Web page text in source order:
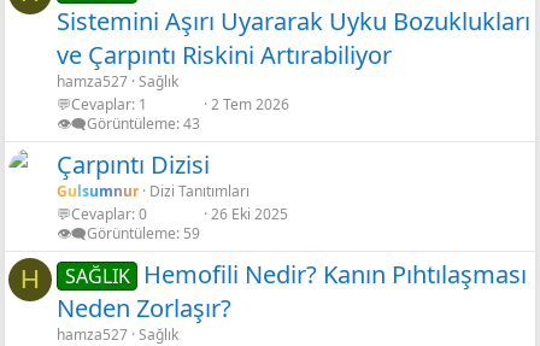
Sistemini Aşırı Uyararak Uyku Bozuklukları
ve Çarpıntı Riskini Artırabiliyor
hamza527 Sağlık
💬Cevaplar 1
👁️‍🗨️Görüntüleme 43
2 Tem 2026
Çarpıntı Dizisi
Gulsumnur Dizi Tanıtımları
💬Cevaplar 0
👁️‍🗨️Görüntüleme 59
26 Eki 2025
H SAĞLIK
Hemofili Nedir? Kanın Pıhtılaşması
Neden Zorlaşır?
hamza527 Sağlık